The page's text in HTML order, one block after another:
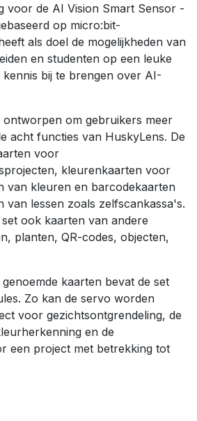
voor de AI Vision Smart Sensor -
op micro:bit-
als doel de mogelijkheden van
en studenten op een leuke
kennis bij te brengen over AI-
ontworpen om gebruikers meer
acht functies van HuskyLens. De
voor
kleurenkaarten voor
van kleuren en barcodekaarten
van lessen zoals zelfscankassa's.
ook kaarten van andere
planten, QR-codes, objecten,
kaarten bevat de set
Zo kan de servo worden
voor gezichtsontgrendeling, de
en de
een project met betrekking tot